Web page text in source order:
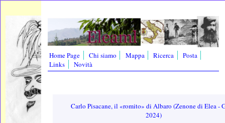
Home Page Chi siamo Mappa Ricerca
Posta
Links
Novità
Carlo Pisacane, il «romito» di Albaro (Zenone di Elea -
2024)